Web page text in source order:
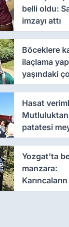
belli oldu:
imzayı attı
Böceklere
ilaçlama
yaşındaki
öldü,
bakımda
Hasat
patatesi
dağıttı
Yozgat'ta
manzara:
görenleri